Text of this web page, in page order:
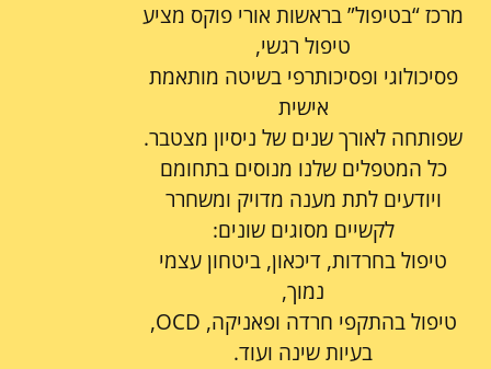
מרכז “בטיפול” בראשות אורי פוקס מציע
טיפול רגשי,
פסיכולוגי ופסיכותרפי בשיטה מותאמת
אישית
שפותחה לאורך שנים של ניסיון מצטבר.
כל המטפלים שלנו מנוסים בתחומם
ויודעים לתת מענה מדויק ומשחרר
לקשיים מסוגים שונים:
טיפול בחרדות, דיכאון, ביטחון עצמי
נמוך,
טיפול בהתקפי חרדה ופאניקה, OCD,
בעיות שינה ועוד.